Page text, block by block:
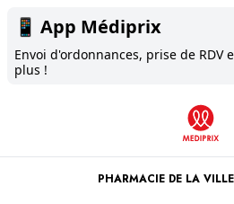
📱 App Médiprix
Envoi d'ordonnances, prise de RDV
plus !
PHARMACIE DE LA